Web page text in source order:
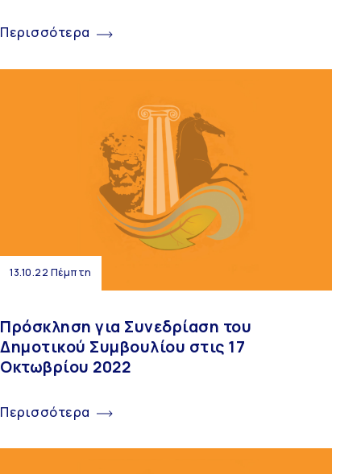
Περισσότερα
13.10.22 Πέμπτη
Πρόσκληση για Συνεδρίαση του
Δημοτικού Συμβουλίου στις 17
Οκτωβρίου 2022
Περισσότερα